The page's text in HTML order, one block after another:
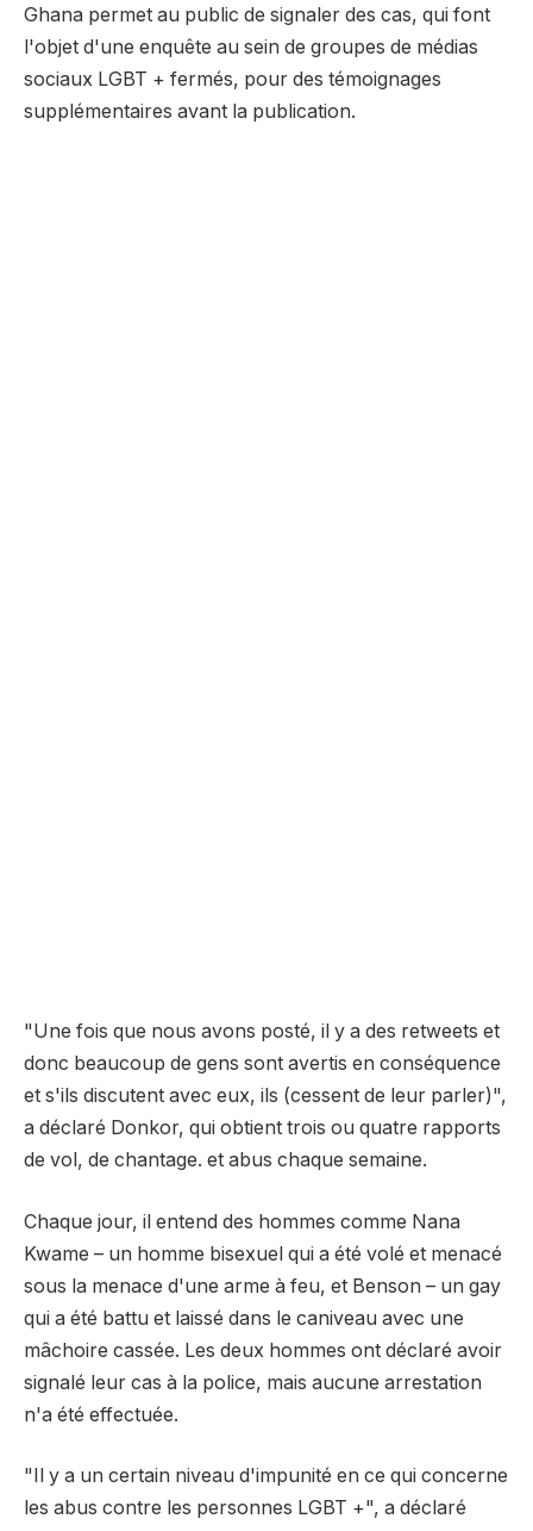
Ghana permet au public de signaler des cas, qui font
l'objet d'une enquête au sein de groupes de médias
sociaux LGBT + fermés, pour des témoignages
supplémentaires avant la publication.
"Une fois que nous avons posté, il y a des retweets et
donc beaucoup de gens sont avertis en conséquence
et s'ils discutent avec eux, ils (cessent de leur parler)",
a déclaré Donkor, qui obtient trois ou quatre rapports
de vol, de chantage. et abus chaque semaine.
Chaque jour, il entend des hommes comme Nana
Kwame – un homme bisexuel qui a été volé et menacé
sous la menace d'une arme à feu, et Benson – un gay
qui a été battu et laissé dans le caniveau avec une
mâchoire cassée. Les deux hommes ont déclaré avoir
signalé leur cas à la police, mais aucune arrestation
n'a été effectuée.
"Il y a un certain niveau d'impunité en ce qui concerne
les abus contre les personnes LGBT +", a déclaré